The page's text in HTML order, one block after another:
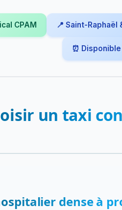
CPAM 📍 Saint-Raphaël
⏰
un taxi
dense à